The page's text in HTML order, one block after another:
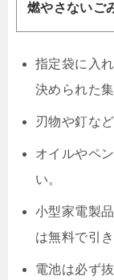
燃やさないご
指定袋に入
決められた
刃物や釘な
オイルやペ
い。
小型家電製
は無料で引
電池は必ず